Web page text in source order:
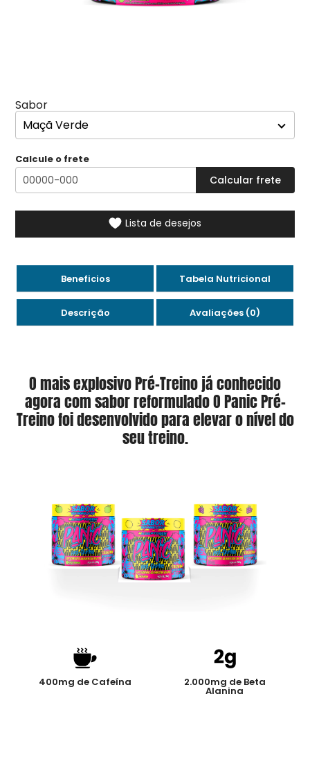
Sabor
Calcule o frete
Lista de desejos
Beneficios Tabela Nutricional
Descrição Avaliações (0)
O mais explosivo Pré-Treino já conhecido
agora com sabor reformulado O Panic Pré-
Treino foi desenvolvido para elevar o nível do
seu treino.
400mg de Cafeína 2.000mg de Beta
Alanina